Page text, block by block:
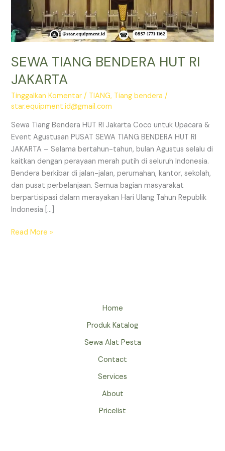
SEWA TIANG BENDERA HUT RI
JAKARTA
Tinggalkan Komentar / TIANG, Tiang bendera /
star.equipment.id@gmail.com
Sewa Tiang Bendera HUT RI Jakarta Coco untuk Upacara &
Event Agustusan PUSAT SEWA TIANG BENDERA HUT RI
JAKARTA – Selama bertahun-tahun, bulan Agustus selalu di
kaitkan dengan perayaan merah putih di seluruh Indonesia.
Bendera berkibar di jalan-jalan, perumahan, kantor, sekolah,
dan pusat perbelanjaan. Semua bagian masyarakat
berpartisipasi dalam merayakan Hari Ulang Tahun Republik
Indonesia […]
SEWA
Read More »
Home
Produk Katalog
Sewa Alat Pesta
Contact
Services
About
Pricelist